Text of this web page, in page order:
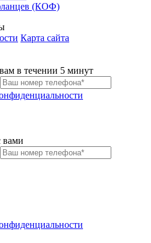
(КОФ)
Карта сайта
в течении 5 минут
вами